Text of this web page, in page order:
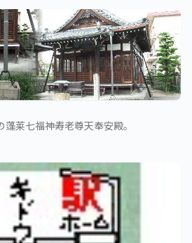
莱七福神寿老尊天奉安殿。